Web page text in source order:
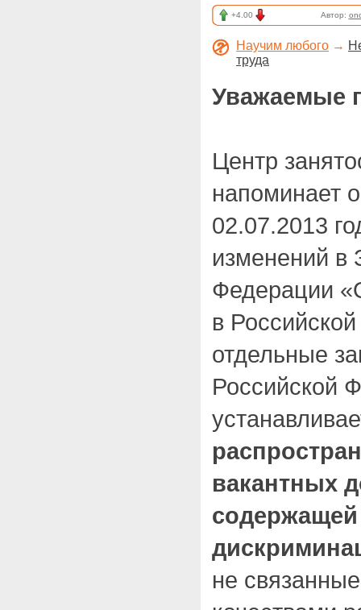
+4.00 Автор:
Научим любого →
труда
Уважаемые
Центр
напоминает
02.07.2013
изменений в
Федерации
в
отдельные
Российской
вакантных
содержащей
не